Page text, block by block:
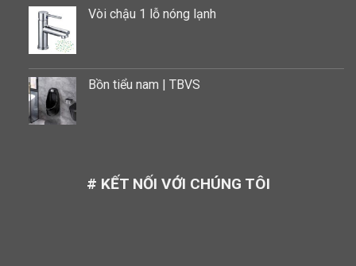
Vòi chậu 1 lỗ nóng lạnh
Bồn tiểu nam | TBVS
# KẾT NỐI VỚI CHÚNG TÔI